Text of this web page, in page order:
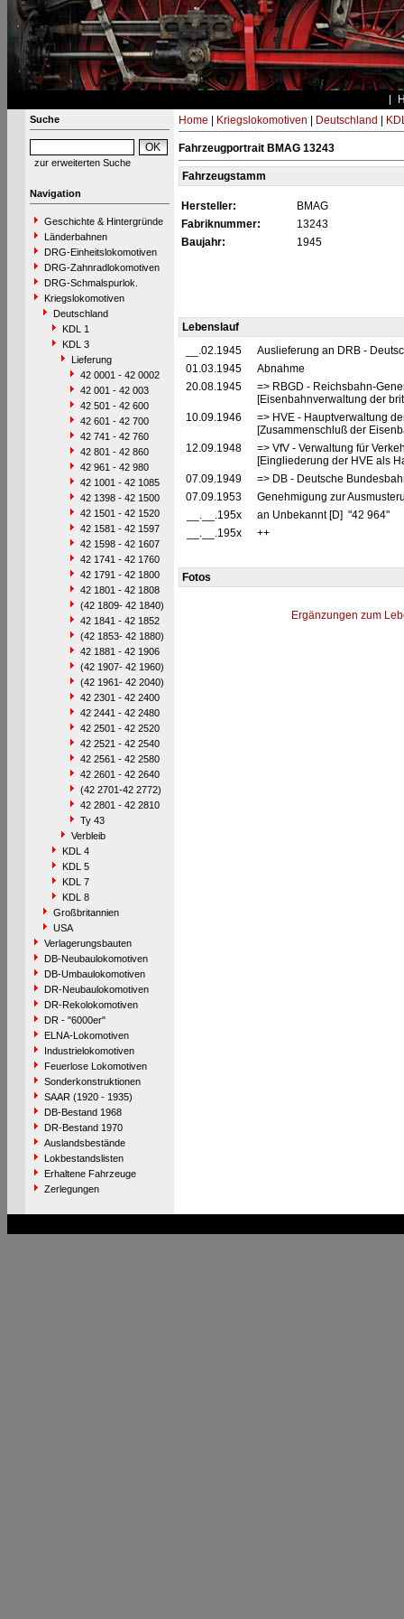
Suche
zur erweiterten Suche
Navigation
Geschichte & Hintergründe
Länderbahnen
DRG-Einheitslokomotiven
DRG-Zahnradlokomotiven
DRG-Schmalspurlok.
Kriegslokomotiven
Deutschland
KDL 1
KDL 3
Lieferung
42 0001 - 42 0002
42 001 - 42 003
42 501 - 42 600
42 601 - 42 700
42 741 - 42 760
42 801 - 42 860
42 961 - 42 980
42 1001 - 42 1085
42 1398 - 42 1500
42 1501 - 42 1520
42 1581 - 42 1597
42 1598 - 42 1607
42 1741 - 42 1760
42 1791 - 42 1800
42 1801 - 42 1808
(42 1809- 42 1840)
42 1841 - 42 1852
(42 1853- 42 1880)
42 1881 - 42 1906
(42 1907- 42 1960)
(42 1961- 42 2040)
42 2301 - 42 2400
42 2441 - 42 2480
42 2501 - 42 2520
42 2521 - 42 2540
42 2561 - 42 2580
42 2601 - 42 2640
(42 2701-42 2772)
42 2801 - 42 2810
Ty 43
Verbleib
KDL 4
KDL 5
KDL 7
KDL 8
Großbritannien
USA
Verlagerungsbauten
DB-Neubaulokomotiven
DB-Umbaulokomotiven
DR-Neubaulokomotiven
DR-Rekolokomotiven
DR - "6000er"
ELNA-Lokomotiven
Industrielokomotiven
Feuerlose Lokomotiven
Sonderkonstruktionen
SAAR (1920 - 1935)
DB-Bestand 1968
DR-Bestand 1970
Auslandsbestände
Lokbestandslisten
Erhaltene Fahrzeuge
Zerlegungen
Home Kriegslokomotiven Deutschland
Fahrzeugportrait BMAG 13243
Fahrzeugstamm
Hersteller:
BMAG
Fabriknummer:
13243
Baujahr:
1945
Lebenslauf
__.02.1945
Auslieferung an DRB -
01.03.1945
Abnahme
20.08.1945
=> RBGD - Reichsbahn-
[Eisenbahnverwaltung der
10.09.1946
=> HVE - Hauptverwaltung
[Zusammenschluß der
12.09.1948
=> VfV - Verwaltung für
[Eingliederung der HVE als
07.09.1949
=> DB - Deutsche
07.09.1953
Genehmigung zur
__.__.195x
an Unbekannt [D] "42 964"
__.__.195x
++
Fotos
Ergänzungen zum